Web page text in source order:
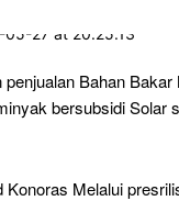
penjualan Bahan
bersubsidi Solar
Melalui